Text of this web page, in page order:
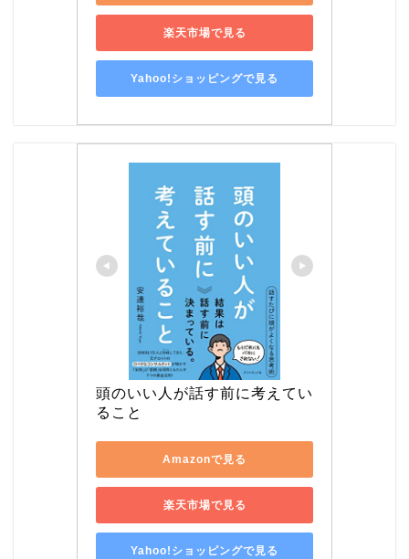
楽天市場で見る
Yahoo!ショッピングで見る
頭のいい人が話す前に考えてい
ること
Amazonで見る
楽天市場で見る
Yahoo!ショッピングで見る